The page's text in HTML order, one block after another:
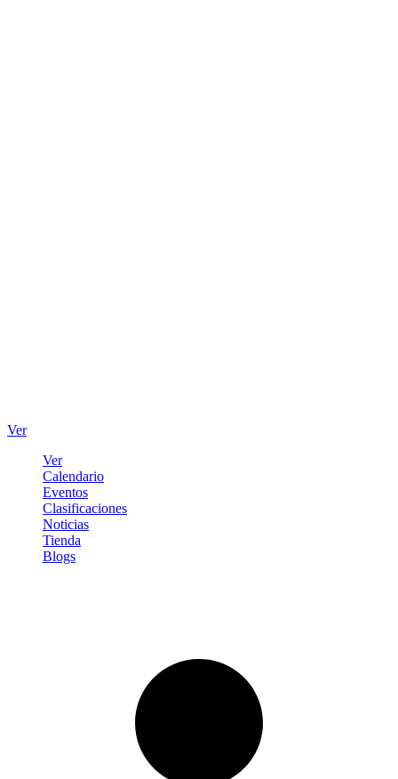
Ver
Ver
Calendario
Eventos
Clasificaciones
Noticias
Tienda
Blogs